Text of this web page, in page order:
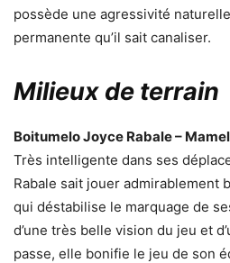
possède une agressivité
permanente qu’il sait canaliser.
Milieux de terrain
Boitumelo Joyce Rabale –
Très intelligente dans ses
Rabale sait jouer admirablement
qui déstabilise le marquage de
d’une très belle vision du jeu et
passe, elle bonifie le jeu de son